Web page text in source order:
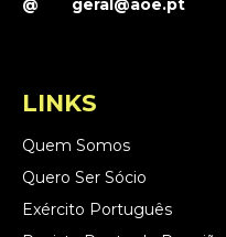
@ geral@aoe.pt
LINKS
Quem Somos
Quero Ser Sócio
Exército Português